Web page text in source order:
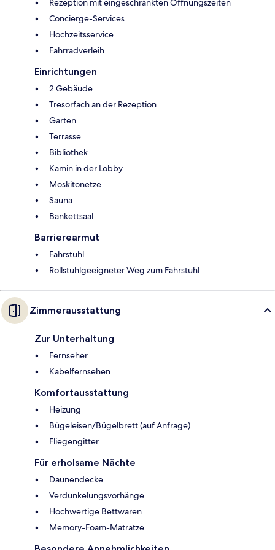
Rezeption mit eingeschränkten Öffnungszeiten
Concierge-Services
Hochzeitsservice
Fahrradverleih
Einrichtungen
2 Gebäude
Tresorfach an der Rezeption
Garten
Terrasse
Bibliothek
Kamin in der Lobby
Moskitonetze
Sauna
Bankettsaal
Barrierearmut
Fahrstuhl
Rollstuhlgeeigneter Weg zum Fahrstuhl
Zimmerausstattung
Zur Unterhaltung
Fernseher
Kabelfernsehen
Komfortausstattung
Heizung
Bügeleisen/Bügelbrett (auf Anfrage)
Fliegengitter
Für erholsame Nächte
Daunendecke
Verdunkelungsvorhänge
Hochwertige Bettwaren
Memory-Foam-Matratze